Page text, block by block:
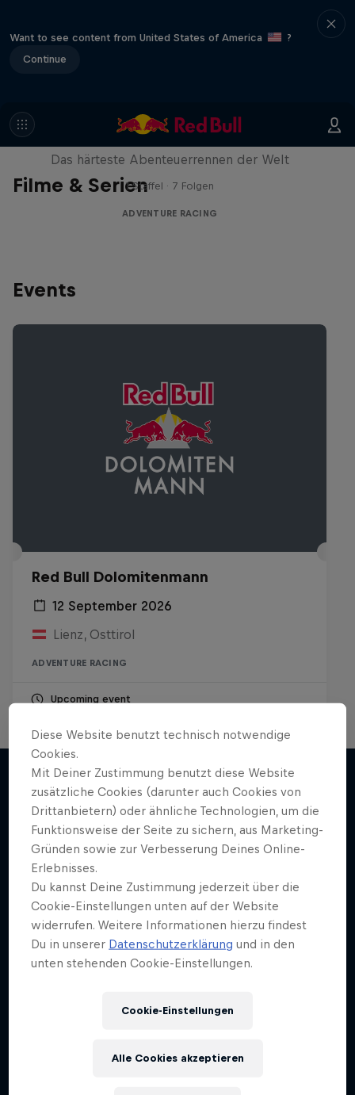
Want to see content from United States of America
?
Continue
Filme & Serien
Red Bull X-Alps
Das härteste Abenteuerrennen der Welt
1 Staffel · 7 Folgen
ADVENTURE RACING
Events
Red Bull Dolomitenmann
12 September 2026
Lienz, Osttirol
ADVENTURE RACING
Upcoming event
Mehr davon
Diese Website benutzt technisch notwendige
Cookies.
Mit Deiner Zustimmung benutzt diese Website
zusätzliche Cookies (darunter auch Cookies von
Drittanbietern) oder ähnliche Technologien, um die
Funktionsweise der Seite zu sichern, aus Marketing-
Gründen sowie zur Verbesserung Deines Online-
Erlebnisses.
Du kannst Deine Zustimmung jederzeit über die
Cookie-Einstellungen unten auf der Website
widerrufen. Weitere Informationen hierzu findest
Du in unserer Datenschutzerklärung und in den
unten stehenden Cookie-Einstellungen.
Cookie-Einstellungen
Alle Cookies akzeptieren